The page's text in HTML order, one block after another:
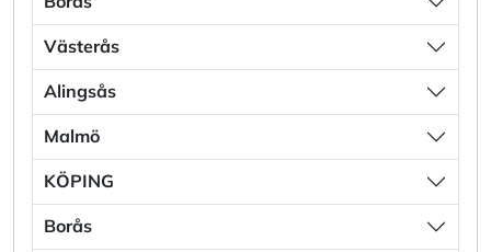
Västerås
Alingsås
Malmö
KÖPING
Borås